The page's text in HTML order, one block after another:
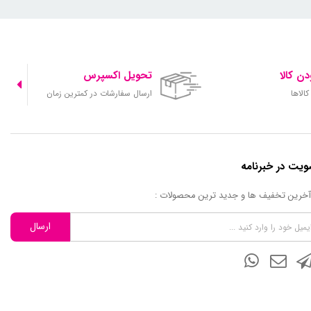
کالا تحویل اکسپرس
ارسال سفارشات در کمترین زمان
در خبرنامه
آخرین تخفیف ها و جدید ترین محصولات :
ارسال